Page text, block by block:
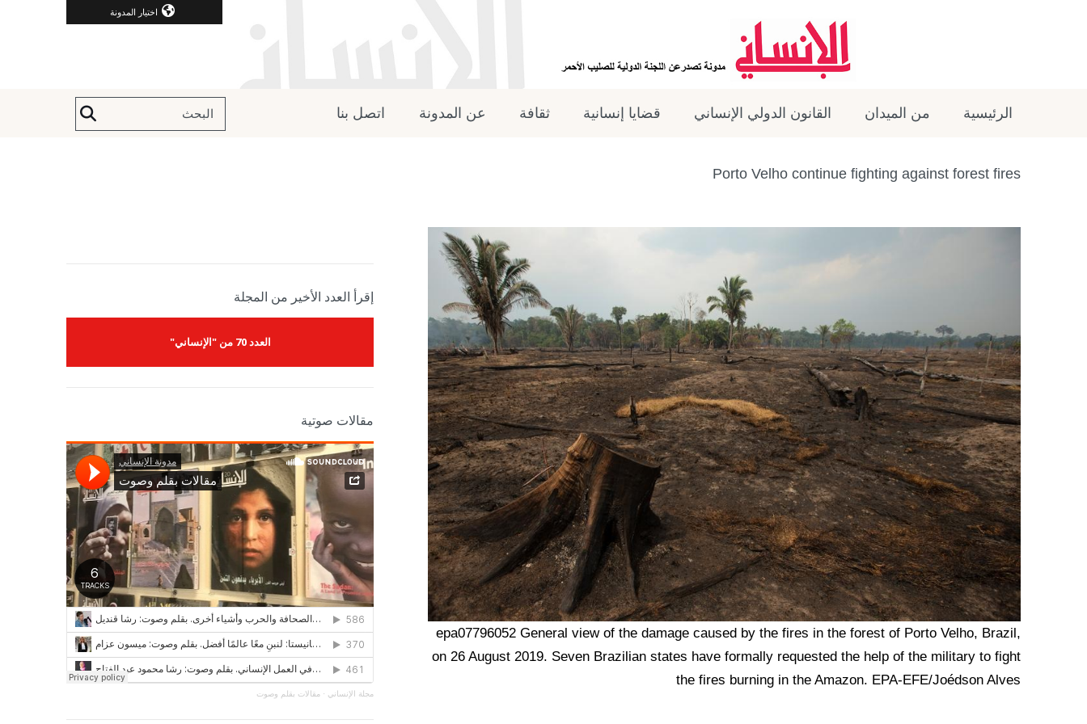
اختيار المدونة
الرئيسية من الميدان القانون الدولي الإنساني قضايا إنسانية ثقافة عن المدونة اتصل بنا
Porto Velho continue fighting against forest fires
epa07796052 General view of the damage caused by the fires in the forest of Porto Velho, Brazil,
on 26 August 2019. Seven Brazilian states have formally requested the help of the military to fight
the fires burning in the Amazon. EPA-EFE/Joédson Alves
إقرأ العدد الأخير من المجلة
العدد 70 من "الإنساني"
مقالات صوتية
مجلة الإنساني · مقالات بقلم وصوت